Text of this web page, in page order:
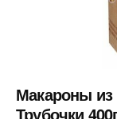
Макароны
Трубочки